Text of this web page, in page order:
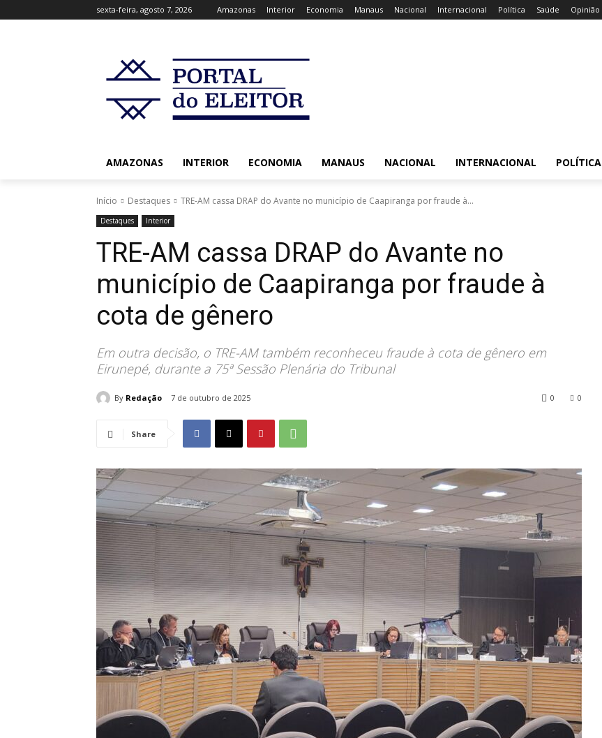
sexta-feira, agosto 7, 2026 Amazonas Interior Economia Manaus Nacional Internacional Política Saúde Opinião
AMAZONAS INTERIOR ECONOMIA MANAUS NACIONAL INTERNACIONAL POLÍTICA
Início Destaques TRE-AM cassa DRAP do Avante no município de Caapiranga por fraude à...
Destaques Interior
TRE-AM cassa DRAP do Avante no
município de Caapiranga por fraude à
cota de gênero
Em outra decisão, o TRE-AM também reconheceu fraude à cota de gênero em
Eirunepé, durante a 75ª Sessão Plenária do Tribunal
By Redação 7 de outubro de 2025 0
0
Share